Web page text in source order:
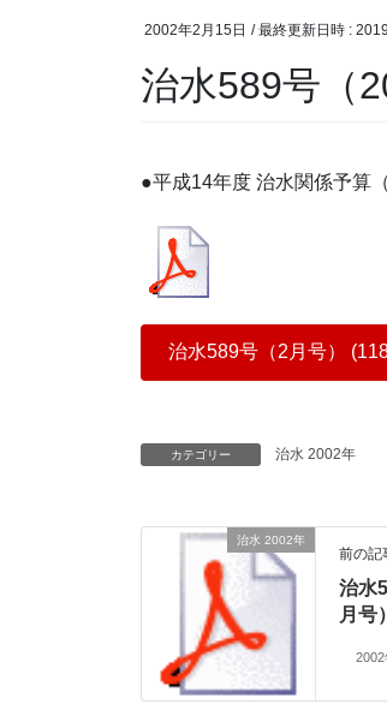
2002年2月15日 / 最終更新日時 :
治水589号（
●平成14年度 治水関係予算
治水589号（2月号）
カテゴリー 治水 2002年
治水 2002年
前の記
治水
月号）
2002